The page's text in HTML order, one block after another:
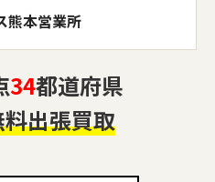
熊本営業所
34都道府県
出張買取